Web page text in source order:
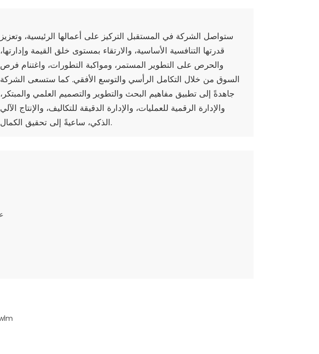
ستواصل الشركة في المستقبل التركيز على أعمالها الرئيسية، وتعزيز
قدرتها التنافسية الأساسية، والارتقاء بمستوى خلق القيمة وإدارتها،
والحرص على التطوير المستمر، ومواكبة التطورات، واغتنام فرص
السوق من خلال التكامل الرأسي والتوسع الأفقي. كما ستسعى الشركة
جاهدةً إلى تطبيق مفاهيم البحث والتطوير والتصميم العلمي والمبتكر،
والإدارة الرقمية للعمليات، والإدارة الدقيقة للتكاليف، والإنتاج الآلي
الذكي، ساعيةً إلى تحقيق الكمال.